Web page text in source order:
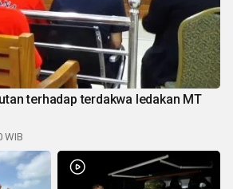
terhadap terdakwa ledakan MT
WIB